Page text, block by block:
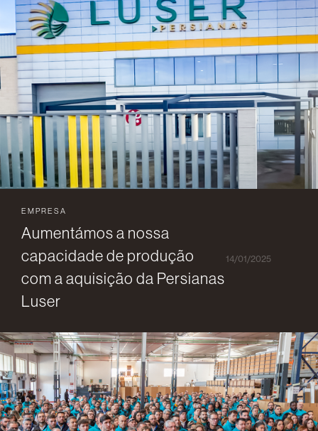
EMPRESA
Aumentámos a nossa
capacidade de produção
com a aquisição da Persianas
Luser
14/01/2025